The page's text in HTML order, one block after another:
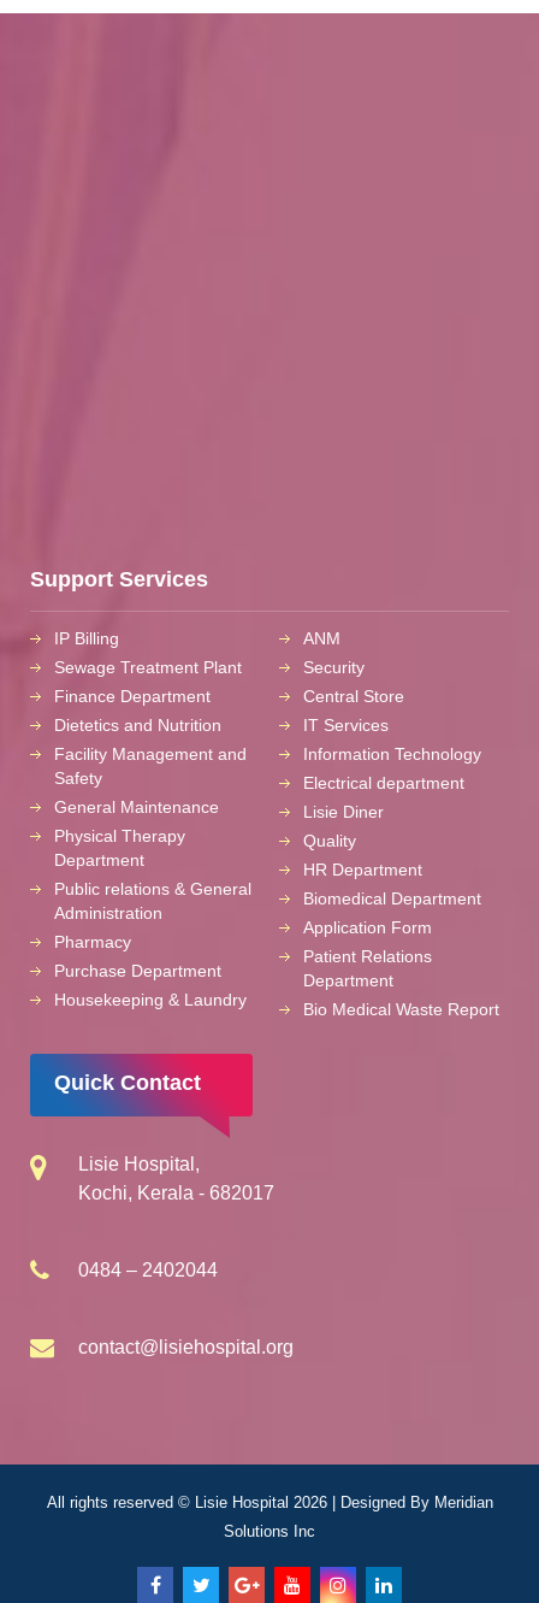
Support Services
IP Billing
Sewage Treatment Plant
Finance Department
Dietetics and Nutrition
Facility Management and
Safety
General Maintenance
Physical Therapy
Department
Public relations & General
Administration
Pharmacy
Purchase Department
Housekeeping & Laundry
ANM
Security
Central Store
IT Services
Information Technology
Electrical department
Lisie Diner
Quality
HR Department
Biomedical Department
Application Form
Patient Relations
Department
Bio Medical Waste Report
Quick Contact
Lisie Hospital,
Kochi, Kerala - 682017
0484 – 2402044
contact@lisiehospital.org
All rights reserved © Lisie Hospital 2026 | Designed By Meridian
Solutions Inc